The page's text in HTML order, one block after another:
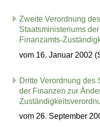
Zweite Verordnung
Staatsministeriums
Finanzamts-
vom 16. Januar 2002
Dritte Verordnung des
der Finanzen zur
vom 26. September